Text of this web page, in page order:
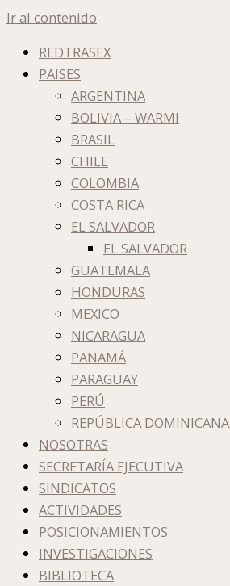
Ir al contenido
REDTRASEX
PAISES
ARGENTINA
BOLIVIA – WARMI
BRASIL
CHILE
COLOMBIA
COSTA RICA
EL SALVADOR
EL SALVADOR
GUATEMALA
HONDURAS
MEXICO
NICARAGUA
PANAMÁ
PARAGUAY
PERÚ
REPÚBLICA DOMINICANA
NOSOTRAS
SECRETARÍA EJECUTIVA
SINDICATOS
ACTIVIDADES
POSICIONAMIENTOS
INVESTIGACIONES
BIBLIOTECA